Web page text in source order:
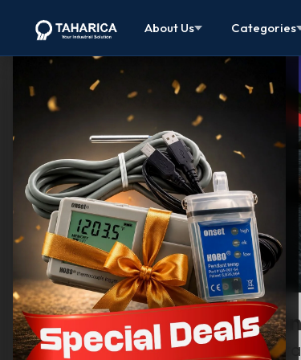
About Us Categories
Memahami Konsep
Ketinggian airmenunjukkan